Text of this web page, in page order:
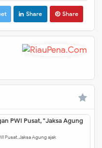
Share Share
PWI Pusat, "Jaksa Agung
Pusat, Jaksa Agung ajak